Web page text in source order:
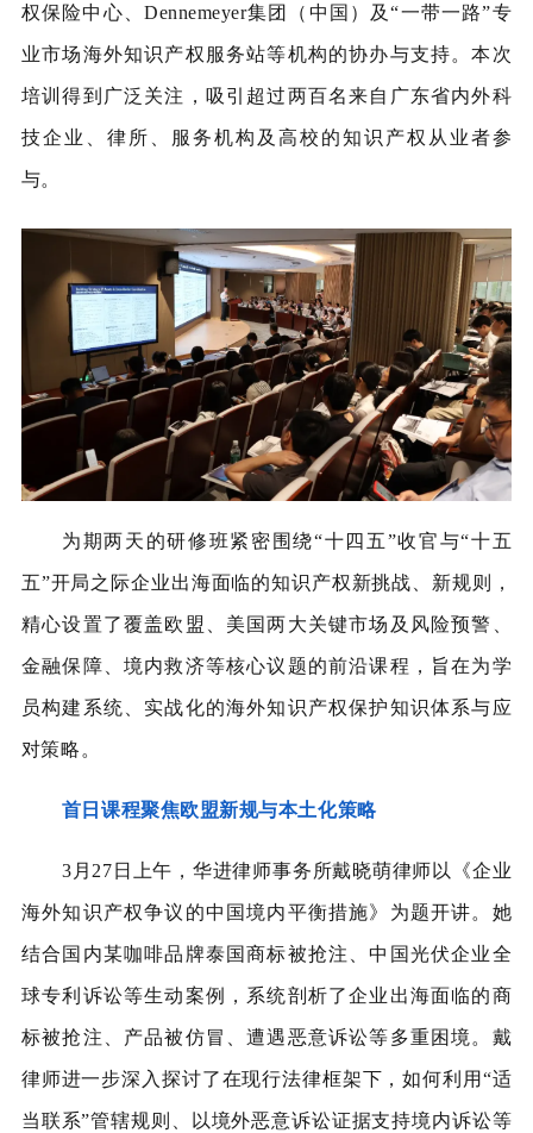
权保险中心、Dennemeyer集团（中国）及“一带一路”专
业市场海外知识产权服务站等机构的协办与支持。本次
培训得到广泛关注，吸引超过两百名来自广东省内外科
技企业、律所、服务机构及高校的知识产权从业者参
与。
为期两天的研修班紧密围绕“十四五”收官与“十五
五”开局之际企业出海面临的知识产权新挑战、新规则，
精心设置了覆盖欧盟、美国两大关键市场及风险预警、
金融保障、境内救济等核心议题的前沿课程，旨在为学
员构建系统、实战化的海外知识产权保护知识体系与应
对策略。
首日课程聚焦欧盟新规与本土化策略
3月27日上午，华进律师事务所戴晓萌律师以《企业
海外知识产权争议的中国境内平衡措施》为题开讲。她
结合国内某咖啡品牌泰国商标被抢注 、中国光伏企业全
球专利诉讼等生动案例，系统剖析了企业出海面临的商
标被抢注、产品被仿冒、遭遇恶意诉讼等多重困境。戴
律师进一步深入探讨了在现行法律框架下，如何利用“适
当联系”管辖规则、以境外恶意诉讼证据支持境内诉讼等